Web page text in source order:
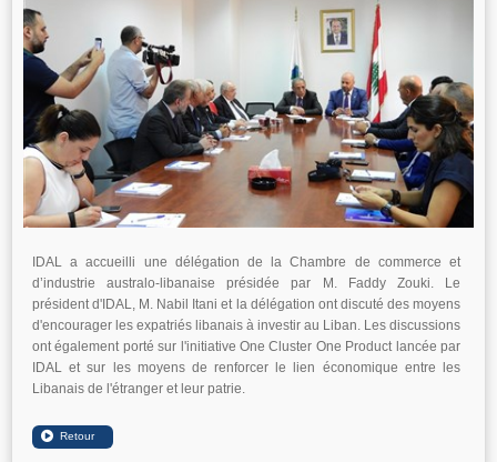
IDAL a accueilli une délégation de la Chambre de commerce et
d’industrie australo-libanaise présidée par M. Faddy Zouki. Le
président d'IDAL, M. Nabil Itani et la délégation ont discuté des moyens
d'encourager les expatriés libanais à investir au Liban. Les discussions
ont également porté sur l'initiative One Cluster One Product lancée par
IDAL et sur les moyens de renforcer le lien économique entre les
Libanais de l'étranger et leur patrie.